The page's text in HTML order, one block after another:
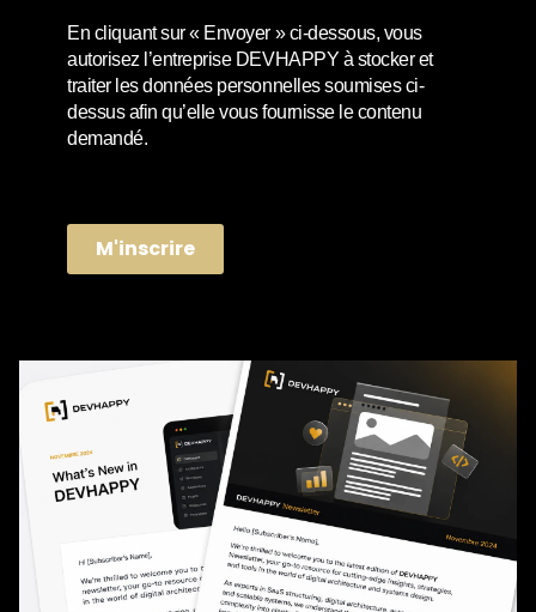
En cliquant sur « Envoyer » ci-dessous, vous
autorisez l’entreprise DEVHAPPY à stocker et
traiter les données personnelles soumises ci-
dessus afin qu’elle vous fournisse le contenu
demandé.
M'inscrire